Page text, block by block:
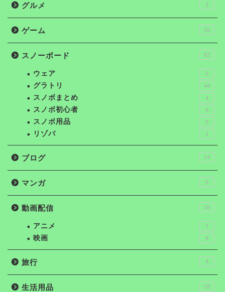
グルメ 2
ゲーム 16
スノーボード 82
ウェア 5
グラトリ 44
スノボまとめ 4
スノボ初心者 6
スノボ用品 5
リゾバ 1
ブログ 14
マンガ 5
動画配信 18
アニメ 7
映画 8
旅行 4
生活用品 18